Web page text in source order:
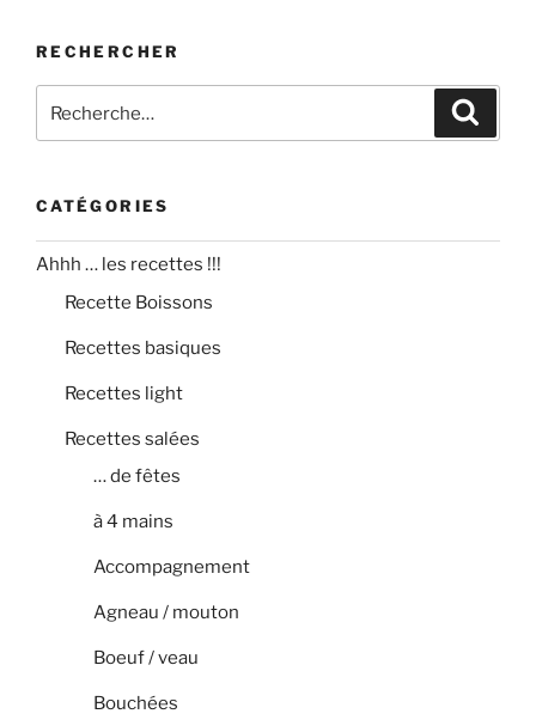
RECHERCHER
pour
CATÉGORIES
Ahhh … les recettes !!!
Recette Boissons
Recettes basiques
Recettes light
Recettes salées
… de fêtes
à 4 mains
Accompagnement
Agneau / mouton
Boeuf / veau
Bouchées